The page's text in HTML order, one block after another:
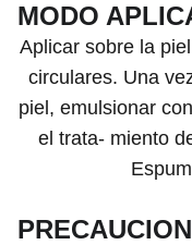
MODO
Aplicar sobre la
circulares. Una
piel, emulsionar
el trata- miento